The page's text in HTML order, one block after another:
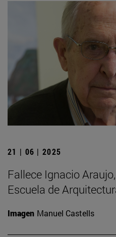
21 | 06 | 2025
Fallece Ignacio
Escuela de
Imagen Manuel Castells